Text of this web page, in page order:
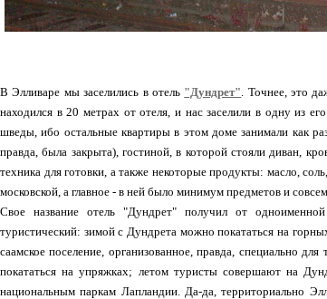
В Элливаре мы заселились в отель "Дундрет". Точнее, это
находился в 20 метрах от отеля, и нас заселили в одну из
шведы, ибо остальные квартиры в этом доме занимали как
правда, была закрыта), гостиной, в которой стояли диван,
техника для готовки, а также некоторые продукты: масло,
московской, а главное - в ней было минимум предметов и
Свое название отель "Дундрет" получил от
туристический: зимой с Дундрета можно покататься на
саамское поселение, организованное, правда, специально
покататься на упряжках; летом туристы совершают на
национальным паркам Лапландии. Да-да, территориально